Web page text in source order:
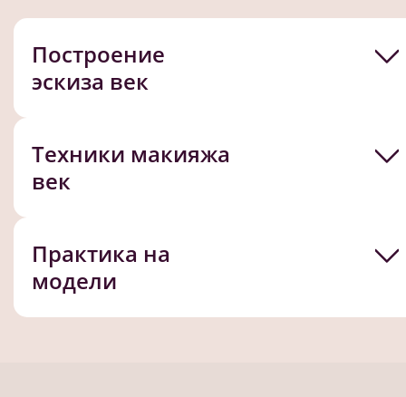
Построение
эскиза век
Техники макияжа
век
Практика на
модели